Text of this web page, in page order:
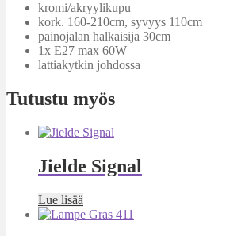
kromi/akryylikupu
kork. 160-210cm, syvyys 110cm
painojalan halkaisija 30cm
1x E27 max 60W
lattiakytkin johdossa
Tutustu myös
Jielde Signal
Lue lisää